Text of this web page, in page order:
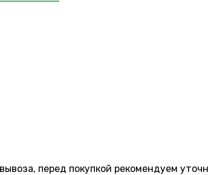
перед покупкой рекомендуем